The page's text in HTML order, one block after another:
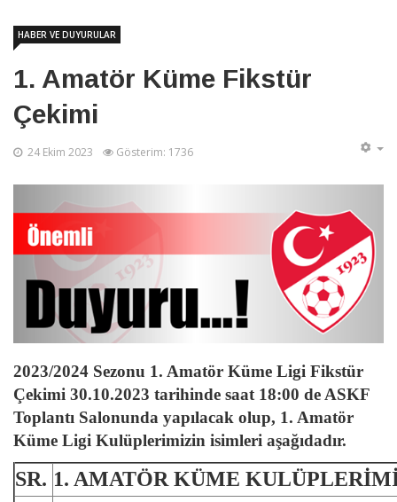
1. Amatör Küme Fikstür
Çekimi
HABER VE DUYURULAR
24 Ekim 2023 Gösterim: 1736
2023/2024 Sezonu 1. Amatör Küme Ligi Fikstür
Çekimi 30.10.2023 tarihinde saat 18:00 de ASKF
Toplantı Salonunda yapılacak olup, 1. Amatör
Küme Ligi Kulüplerimizin isimleri aşağıdadır.
SR. 1. AMATÖR KÜME